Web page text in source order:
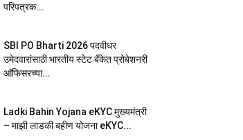
परिपत्रक...
SBI PO Bharti 2026 पदवीधर
उमेदवारांसाठी भारतीय स्टेट बँकेत प्रोबेशनरी
आ‍ॅफिसरच्या...
Ladki Bahin Yojana eKYC मुख्यमंत्री
– माझी लाडकी बहीण योजना eKYC...